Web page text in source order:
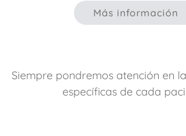
Más información
Siempre pondremos atención en
específicas de cada